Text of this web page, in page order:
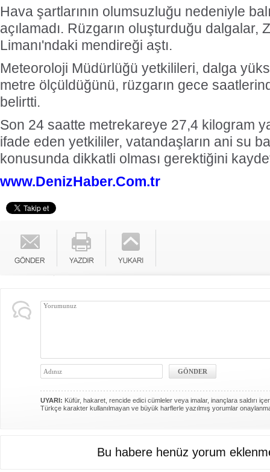
Hava şartlarının olumsuzluğu nedeniyle
açılamadı. Rüzgarın oluşturduğu dalgalar,
Limanı'ndaki mendireği aştı.
Meteoroloji Müdürlüğü yetkilileri, dalga
metre ölçüldüğünü, rüzgarın gece
belirtti.
Son 24 saatte metrekareye 27,4 kilogram
ifade eden yetkililer, vatandaşların ani su
konusunda dikkatli olması gerektiğini
www.DenizHaber.Com.tr
UYARI: Küfür, hakaret, rencide edici cümleler veya imalar, inançlara saldırı
Türkçe karakter kullanılmayan ve büyük harflerle yazılmış yorumlar
Bu habere henüz yorum